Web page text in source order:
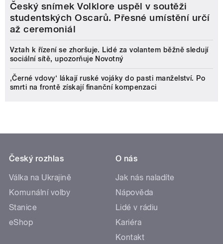
Český snímek Volklore uspěl v soutěži
studentských Oscarů. Přesné umístění určí
až ceremoniál
Vztah k řízení se zhoršuje. Lidé za volantem běžně sledují
sociální sítě, upozorňuje Novotný
‚Černé vdovy‘ lákají ruské vojáky do pasti manželství. Po
smrti na frontě získají finanční kompenzaci
Český rozhlas
Válka na Ukrajině
Komunální volby
Stanice
eShop
O nás
Jak nás naladíte
Nápověda
Lidé v rádiu
Kariéra
Kontakt